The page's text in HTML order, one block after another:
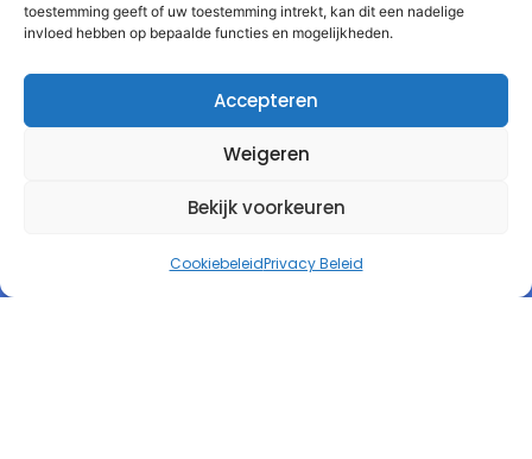
toestemming geeft of uw toestemming intrekt, kan dit een nadelige
invloed hebben op bepaalde functies en mogelijkheden.
Accepteren
Weigeren
Bekijk voorkeuren
CookiebeleidPrivacy Beleid